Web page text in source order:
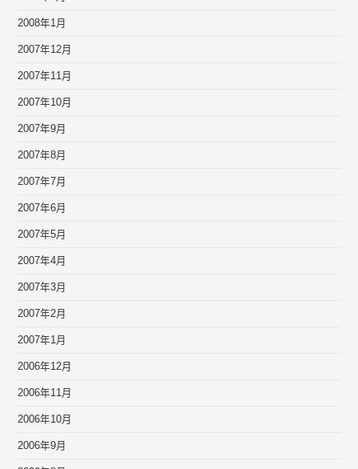
2008年1月
2007年12月
2007年11月
2007年10月
2007年9月
2007年8月
2007年7月
2007年6月
2007年5月
2007年4月
2007年3月
2007年2月
2007年1月
2006年12月
2006年11月
2006年10月
2006年9月